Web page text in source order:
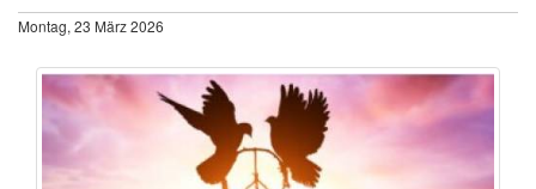
Montag, 23 März 2026